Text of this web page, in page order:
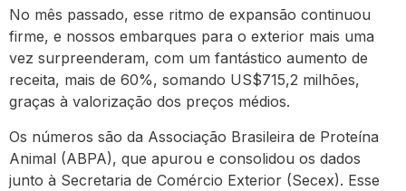
No mês passado, esse ritmo de expansão continuou
firme, e nossos embarques para o exterior mais uma
vez surpreenderam, com um fantástico aumento de
receita, mais de 60%, somando US$715,2 milhões,
graças à valorização dos preços médios.
Os números são da Associação Brasileira de Proteína
Animal (ABPA), que apurou e consolidou os dados
junto à Secretaria de Comércio Exterior (Secex). Esse